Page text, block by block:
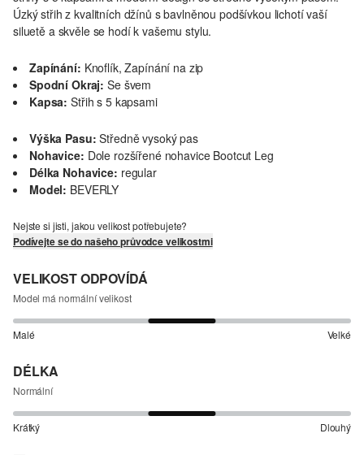
Úzký střih z kvalitních džínů s bavlněnou podšívkou lichotí vaší
siluetě a skvěle se hodí k vašemu stylu.
Zapínání: Knoflík, Zapínání na zip
Spodní Okraj: Se švem
Kapsa: Střih s 5 kapsami
Výška Pasu: Středně vysoký pas
Nohavice: Dole rozšířené nohavice Bootcut Leg
Délka Nohavice: regular
Model: BEVERLY
Nejste si jisti, jakou velikost potřebujete?
Podívejte se do našeho průvodce velikostmi
VELIKOST ODPOVÍDÁ
Model má normální velikost
Malé Velké
DÉLKA
Normální
Krátký Dlouhý